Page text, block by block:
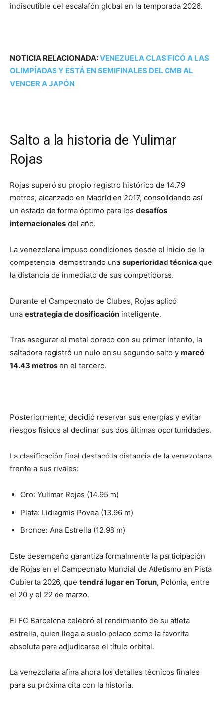
indiscutible del escalafón global en la temporada 2026.
NOTICIA RELACIONADA:VENEZUELA CLASIFICÓ A LAS
OLIMPÍADAS Y ESTÁ EN SEMIFINALES DEL CMB AL
VENCER A JAPÓN
Salto a la historia de Yulimar
Rojas
Rojas superó su propio registro histórico de 14.79
metros, alcanzado en Madrid en 2017, consolidando así
un estado de forma óptimo para los desafíos
internacionales del año.
La venezolana impuso condiciones desde el inicio de la
competencia, demostrando una superioridad técnica que
la distancia de inmediato de sus competidoras.
Durante el Campeonato de Clubes, Rojas aplicó
una estrategia de dosificación inteligente.
Tras asegurar el metal dorado con su primer intento, la
saltadora registró un nulo en su segundo salto y marcó
14.43 metros en el tercero.
Posteriormente, decidió reservar sus energías y evitar
riesgos físicos al declinar sus dos últimas oportunidades.
La clasificación final destacó la distancia de la venezolana
frente a sus rivales:
Oro: Yulimar Rojas (14.95 m)
Plata: Lidiagmis Povea (13.96 m)
Bronce: Ana Estrella (12.98 m)
Este desempeño garantiza formalmente la participación
de Rojas en el Campeonato Mundial de Atletismo en Pista
Cubierta 2026, que tendrá lugar en Torun, Polonia, entre
el 20 y el 22 de marzo.
El FC Barcelona celebró el rendimiento de su atleta
estrella, quien llega a suelo polaco como la favorita
absoluta para adjudicarse el título orbital.
La venezolana afina ahora los detalles técnicos finales
para su próxima cita con la historia.